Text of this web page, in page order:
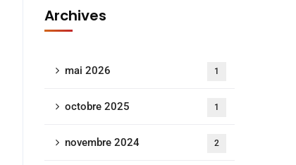
Archives
mai 2026 1
octobre 2025 1
novembre 2024 2